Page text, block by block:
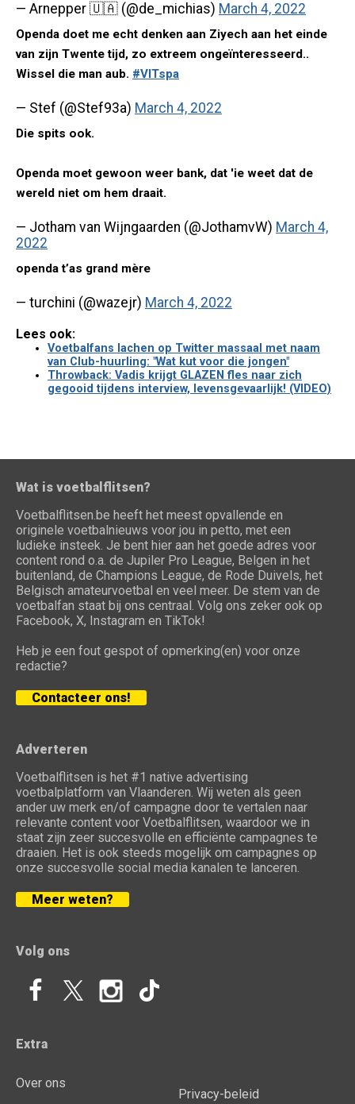
— Arnepper 🇺🇦 (@de_michias) March 4, 2022
Openda doet me echt denken aan Ziyech aan het einde
van zijn Twente tijd, zo extreem ongeïnteresseerd..
Wissel die man aub. #VITspa
— Stef (@Stef93a) March 4, 2022
Die spits ook.
Openda moet gewoon weer bank, dat 'ie weet dat de
wereld niet om hem draait.
— Jotham van Wijngaarden (@JothamvW) March 4,
2022
openda t’as grand mère
— turchini (@wazejr) March 4, 2022
Lees ook:
Voetbalfans lachen op Twitter massaal met naam
van Club-huurling: "Wat kut voor die jongen"
Throwback: Vadis krijgt GLAZEN fles naar zich
gegooid tijdens interview, levensgevaarlijk! (VIDEO)
Wat is voetbalflitsen?
Voetbalflitsen.be heeft het meest opvallende en
originele voetbalnieuws voor jou in petto, met een
ludieke insteek. Je bent hier aan het goede adres voor
content rond o.a. de Jupiler Pro League, Belgen in het
buitenland, de Champions League, de Rode Duivels, het
Belgisch amateurvoetbal en veel meer. De stem van de
voetbalfan staat bij ons centraal. Volg ons zeker ook op
Facebook, X, Instagram en TikTok!
Heb je een fout gespot of opmerking(en) voor onze
redactie?
Contacteer ons!
Adverteren
Voetbalflitsen is het #1 native advertising
voetbalplatform van Vlaanderen. Wij weten als geen
ander uw merk en/of campagne door te vertalen naar
relevante content voor Voetbalflitsen, waardoor we in
staat zijn zeer succesvolle en efficiënte campagnes te
draaien. Het is ook steeds mogelijk om campagnes op
onze succesvolle social media kanalen te lanceren.
Meer weten?
Volg ons
Extra
Over ons
Privacy-beleid